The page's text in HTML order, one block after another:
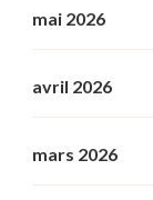
mai 2026
avril 2026
mars 2026